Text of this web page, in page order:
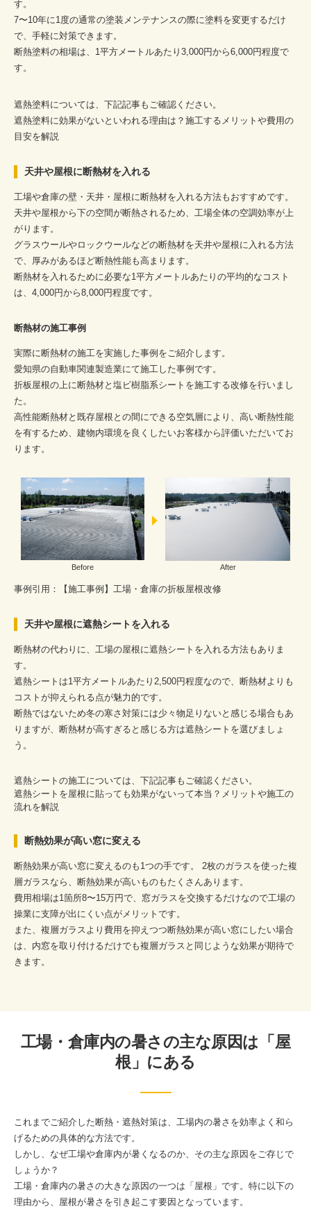
す。
7〜10年に1度の通常の塗装メンテナンスの際に塗料を変更するだけ
で、手軽に対策できます。
断熱塗料の相場は、1平方メートルあたり3,000円から6,000円程度で
す。
遮熱塗料については、下記記事もご確認ください。
遮熱塗料に効果がないといわれる理由は？施工するメリットや費用の
目安を解説
天井や屋根に断熱材を入れる
工場や倉庫の壁・天井・屋根に断熱材を入れる方法もおすすめです。
天井や屋根から下の空間が断熱されるため、工場全体の空調効率が上
がります。
グラスウールやロックウールなどの断熱材を天井や屋根に入れる方法
で、厚みがあるほど断熱性能も高まります。
断熱材を入れるために必要な1平方メートルあたりの平均的なコスト
は、4,000円から8,000円程度です。
断熱材の施工事例
実際に断熱材の施工を実施した事例をご紹介します。
愛知県の自動車関連製造業にて施工した事例です。
折板屋根の上に断熱材と塩ビ樹脂系シートを施工する改修を行いまし
た。
高性能断熱材と既存屋根との間にできる空気層により、高い断熱性能
を有するため、建物内環境を良くしたいお客様から評価いただいてお
ります。
Before After
事例引用： 【施工事例】工場・倉庫の折板屋根改修
天井や屋根に遮熱シートを入れる
断熱材の代わりに、工場の屋根に遮熱シートを入れる方法もありま
す。
遮熱シートは1平方メートルあたり2,500円程度なので、断熱材よりも
コストが抑えられる点が魅力的です。
断熱ではないため冬の寒さ対策には少々物足りないと感じる場合もあ
りますが、断熱材が高すぎると感じる方は遮熱シートを選びましょ
う。
遮熱シートの施工については、下記記事もご確認ください。
遮熱シートを屋根に貼っても効果がないって本当？メリットや施工の
流れを解説
断熱効果が高い窓に変える
断熱効果が高い窓に変えるのも1つの手です。 2枚のガラスを使った複
層ガラスなら、断熱効果が高いものもたくさんあります。
費用相場は1箇所8〜15万円で、窓ガラスを交換するだけなので工場の
操業に支障が出にくい点がメリットです。
また、複層ガラスより費用を抑えつつ断熱効果が高い窓にしたい場合
は、内窓を取り付けるだけでも複層ガラスと同じような効果が期待で
きます。
工場・倉庫内の暑さの主な原因は「屋
根」にある
これまでご紹介した断熱・遮熱対策は、工場内の暑さを効率よく和ら
げるための具体的な方法です。
しかし、なぜ工場や倉庫内が暑くなるのか、その主な原因をご存じで
しょうか？
工場・倉庫内の暑さの大きな原因の一つは「屋根」です。特に以下の
理由から、屋根が暑さを引き起こす要因となっています。